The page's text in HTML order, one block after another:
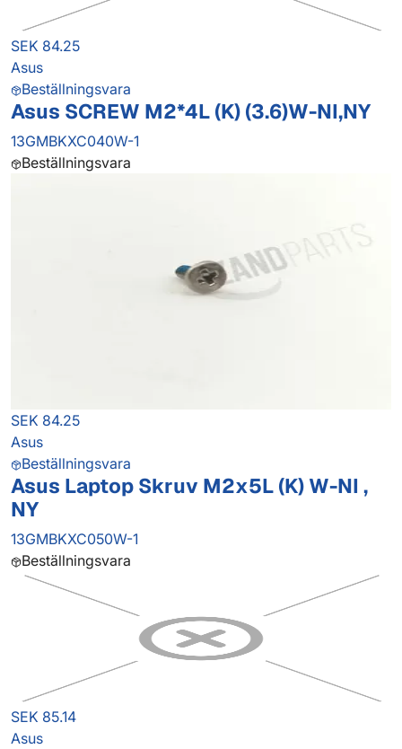
SEK 84.25
Asus
Beställningsvara
Asus SCREW M2*4L (K) (3.6)W-NI,NY
13GMBKXC040W-1
Beställningsvara
SEK 84.25
Asus
Beställningsvara
Asus Laptop Skruv M2x5L (K) W-NI ,
NY
13GMBKXC050W-1
Beställningsvara
SEK 85.14
Asus